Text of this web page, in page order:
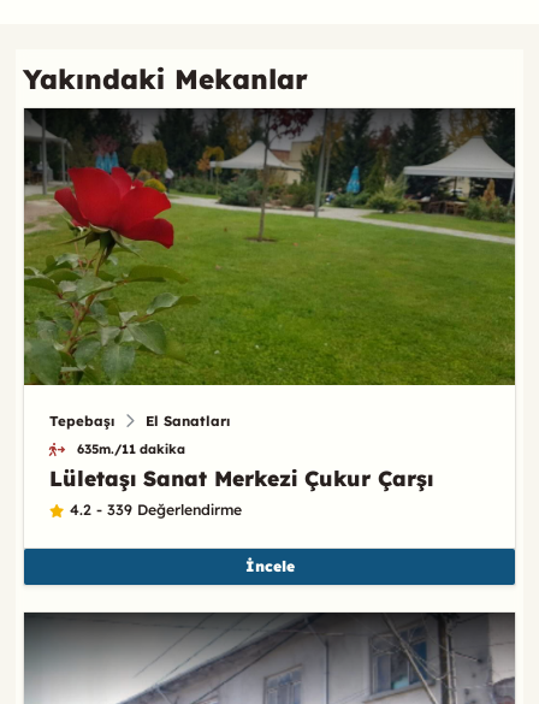
Yakındaki Mekanlar
Tepebaşı El Sanatları
635m./11 dakika
Lületaşı Sanat Merkezi Çukur Çarşı
4.2 - 339 Değerlendirme
İncele